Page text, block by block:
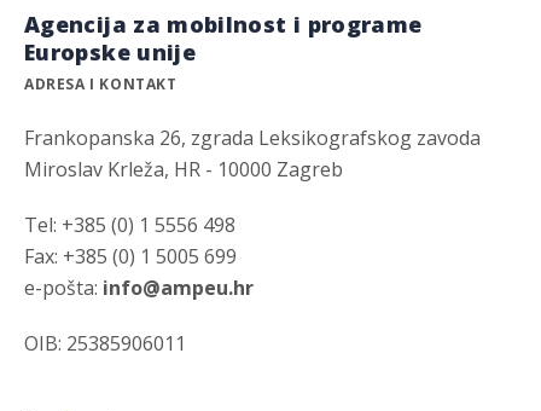
Agencija za mobilnost i programe
Europske unije
ADRESA I KONTAKT
Frankopanska 26, zgrada Leksikografskog zavoda
Miroslav Krleža, HR - 10000 Zagreb
Tel: +385 (0) 1 5556 498
Fax: +385 (0) 1 5005 699
e-pošta: info@ampeu.hr
OIB: 25385906011